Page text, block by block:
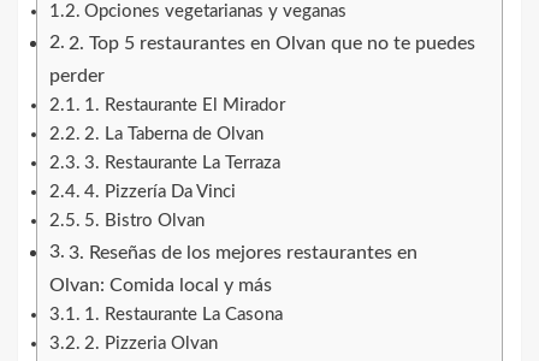
Opciones vegetarianas y veganas
2. Top 5 restaurantes en Olvan que no te puedes
perder
1. Restaurante El Mirador
2. La Taberna de Olvan
3. Restaurante La Terraza
4. Pizzería Da Vinci
5. Bistro Olvan
3. Reseñas de los mejores restaurantes en
Olvan: Comida local y más
1. Restaurante La Casona
2. Pizzeria Olvan